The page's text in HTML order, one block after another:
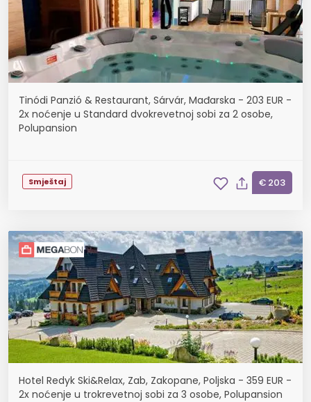
Tinódi Panzió & Restaurant, Sárvár, Mađarska - 203 EUR -
2x noćenje u Standard dvokrevetnoj sobi za 2 osobe,
Polupansion
Smještaj € 203
Hotel Redyk Ski&Relax, Zab, Zakopane, Poljska - 359 EUR -
2x noćenje u trokrevetnoj sobi za 3 osobe, Polupansion